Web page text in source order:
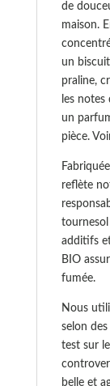
de
maison.
un
praline,
les
un
pièce.
reflète
tournesol
additifs
BIO
fumée.
Nous
selon
test sur
belle et